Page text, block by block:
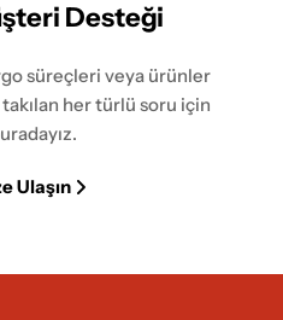
Desteği
süreçleri veya ürünler
takılan her türlü soru için
Ulaşın